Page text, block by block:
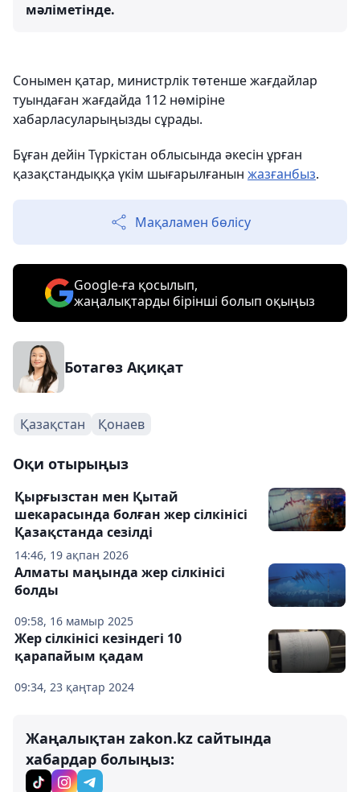
мәліметінде.
Сонымен қатар, министрлік төтенше жағдайлар
туындаған жағдайда 112 нөміріне
хабарласуларыңызды сұрады.
Бұған дейін Түркістан облысында әкесін ұрған
қазақстандыққа үкім шығарылғанын жазғанбыз.
Мақаламен бөлісу
Google-ға қосылып,
жаңалықтарды бірінші болып оқыңыз
Ботагөз Ақиқат
Қазақстан Қонаев
Оқи отырыңыз
14:46, 19 ақпан 2026
Қырғызстан мен Қытай
шекарасында болған жер сілкінісі
Қазақстанда сезілді
09:58, 16 мамыр 2025
Алматы маңында жер сілкінісі
болды
09:34, 23 қаңтар 2024
Жер сілкінісі кезіндегі 10
қарапайым қадам
Жаңалықтан zakon.kz сайтында
хабардар болыңыз: